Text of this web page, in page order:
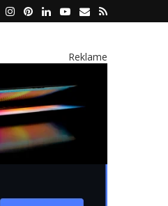
Reklame